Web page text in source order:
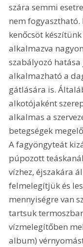
szára semmi
nem fogyasztható.
kenőcsöt
alkalmazva
szabályozó
alkalmazható a
gátlására is.
alkotójaként
alkalmas a
betegségek
A fagyöngyteát
púpozott
vízhez, éjszakára
felmelegítjük és
mennyiségre van
tartsuk
vízmelegítőben
album)